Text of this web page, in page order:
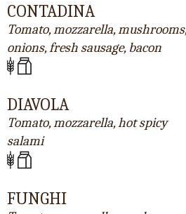
CONTADINA
Tomato, mozzarella, mushrooms,
onions, fresh sausage, bacon
DIAVOLA
Tomato, mozzarella, hot spicy
salami
FUNGHI